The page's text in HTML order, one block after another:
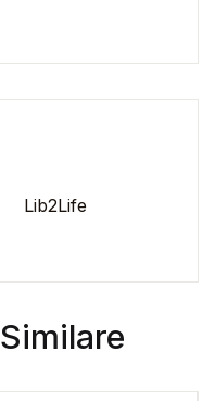
Lib2Life